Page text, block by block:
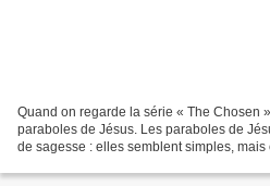
Quand on regarde la série « The Chosen
paraboles de Jésus. Les paraboles de
de sagesse : elles semblent simples,